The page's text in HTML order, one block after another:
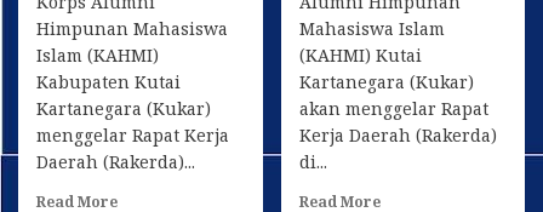
Himpunan Mahasiswa
Islam (KAHMI)
Kabupaten Kutai
Kartanegara (Kukar)
menggelar Rapat Kerja
Daerah (Rakerda)...
Read MoreRead
Mahasiswa Islam
(KAHMI) Kutai
Kartanegara (Kukar)
akan menggelar Rapat
Kerja Daerah (Rakerda)
di...
Read MoreRead